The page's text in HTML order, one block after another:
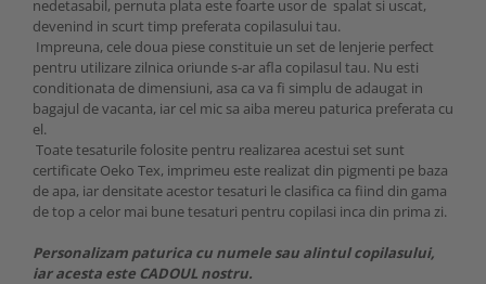
nedetasabil, pernuta plata este foarte usor de spalat si uscat,
devenind in scurt timp preferata copilasului tau.
Impreuna, cele doua piese constituie un set de lenjerie perfect
pentru utilizare zilnica oriunde s-ar afla copilasul tau. Nu esti
conditionata de dimensiuni, asa ca va fi simplu de adaugat in
bagajul de vacanta, iar cel mic sa aiba mereu paturica preferata cu
el.
Toate tesaturile folosite pentru realizarea acestui set sunt
certificate Oeko Tex, imprimeu este realizat din pigmenti pe baza
de apa, iar densitate acestor tesaturi le clasifica ca fiind din gama
de top a celor mai bune tesaturi pentru copilasi inca din prima zi.
Personalizam paturica cu numele sau alintul copilasului,
iar acesta este CADOUL nostru.